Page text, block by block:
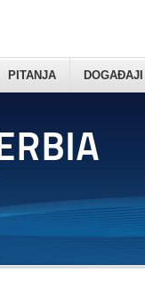
PITANJA DOGAĐAJI